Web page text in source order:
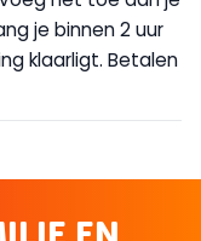
je binnen 2 uur
klaarligt. Betalen